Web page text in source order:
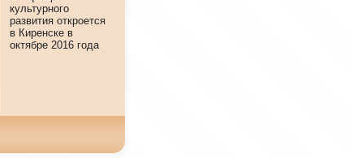
культурного
развития откроется
в Киренске в
октябре 2016 года